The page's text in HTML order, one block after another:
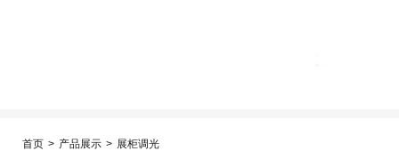
首页 > 产品展示 > 展柜调光